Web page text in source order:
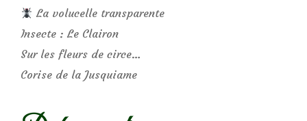
La volucelle transparente
Insecte : Le Clairon
Sur les fleurs de circe…
Corise de la Jusquiame